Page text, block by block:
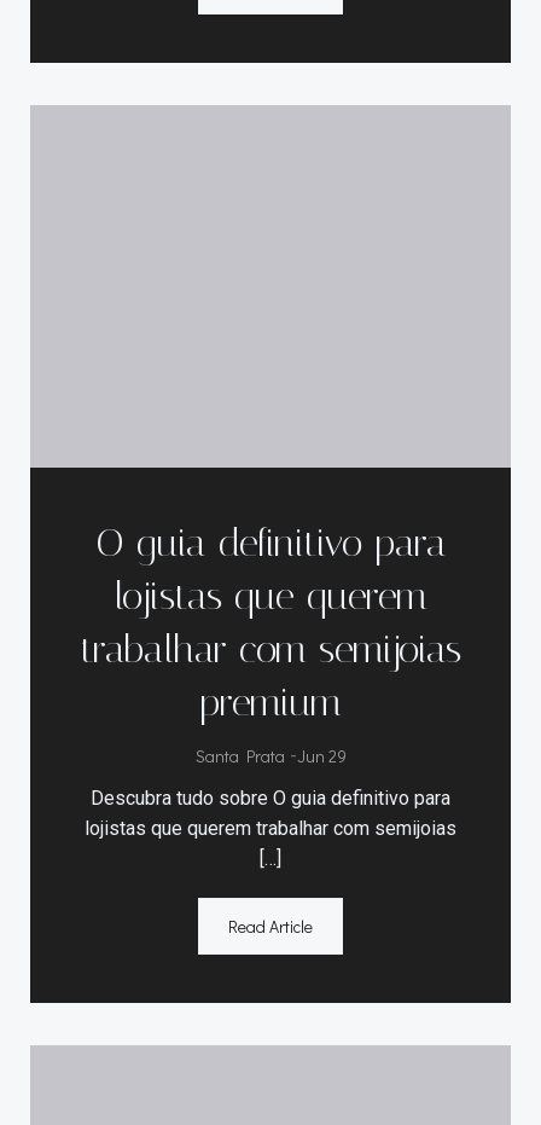
O guia definitivo para
lojistas que querem
trabalhar com semijoias
premium
Santa Prata -Jun 29
Descubra tudo sobre O guia definitivo para
lojistas que querem trabalhar com semijoias
[…]
Read Article